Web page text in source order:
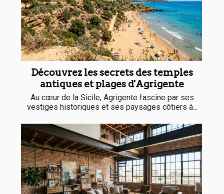
Découvrez les secrets des temples
antiques et plages d'Agrigente
Au cœur de la Sicile, Agrigente fascine par ses
vestiges historiques et ses paysages côtiers à...